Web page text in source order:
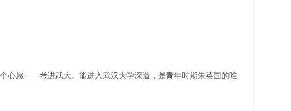
心愿——考进武大。能进入武汉大学深造，是青年时期朱英国的唯